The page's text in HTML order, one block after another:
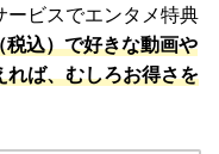
ービスでエンタメ特典
込）で好きな動画や
れば、むしろお得さを